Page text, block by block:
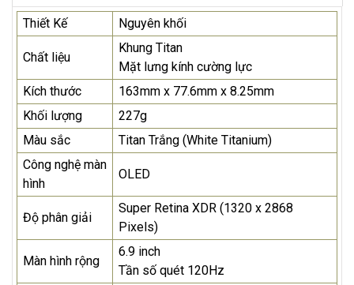
Thiết Kế Nguyên khối
Chất liệu
Khung Titan
Mặt lưng kính cường lực
Kích thước
163mm x 77.6mm x 8.25mm
Khối lượng
227g
Màu sắc
Titan Trắng (White Titanium)
Công nghệ màn
hình
OLED
Độ phân giải
Super Retina XDR (1320 x 2868
Pixels)
Màn hình rộng
6.9 inch
Tần số quét 120Hz